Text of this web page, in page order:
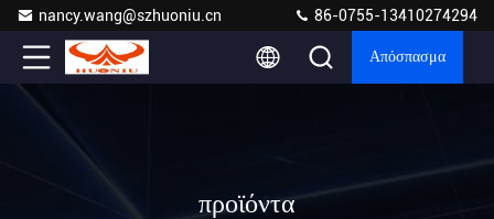
nancy.wang@szhuoniu.cn 86-0755-13410274294
Απόσπασμα
προϊόντα